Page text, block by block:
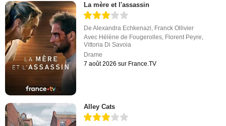
La mère et l'assassin
DeAlexandra Echkenazi, Franck Ollivier
Avec Hélène de Fougerolles, Florent Peyre,
Vittoria Di Savoia
Drame
7 août 2026 sur France.TV
Alley Cats